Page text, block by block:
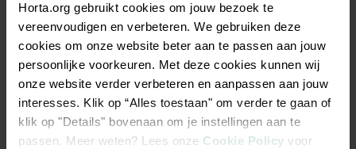
Horta.org gebruikt cookies om jouw bezoek te
vereenvoudigen en verbeteren. We gebruiken deze
cookies om onze website beter aan te passen aan jouw
persoonlijke voorkeuren. Met deze cookies kunnen wij
onze website verder verbeteren en aanpassen aan jouw
interesses. Klik op “Alles toestaan" om verder te gaan of
klik op "Details" bovenaan om je instellingen aan te
passen. Meer weten? Lees onze Cookie Policy voor
Le terreau Horta pour légumes et herbes aromatiques est
composé de matières premières naturelles de haute qualité,
enrichi en nutriments organiques et en chaux magnésienne
naturelle. La poudre de lave ajoutée assure une bonne
aération et un bon drainage, favorisant des plantes
vigoureuses. Ce terreau de qualité garantit une croissance
optimale et des légumes savoureux.